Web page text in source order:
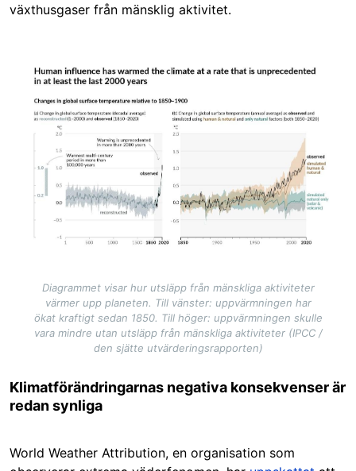
växthusgaser från mänsklig aktivitet.
Image
Diagrammet visar hur utsläpp från mänskliga aktiviteter
värmer upp planeten. Till vänster: uppvärmningen har
ökat kraftigt sedan 1850. Till höger: uppvärmningen skulle
vara mindre utan utsläpp från mänskliga aktiviteter (IPCC /
den sjätte utvärderingsrapporten)
Klimatförändringarnas negativa konsekvenser är
redan synliga
World Weather Attribution, en organisation som